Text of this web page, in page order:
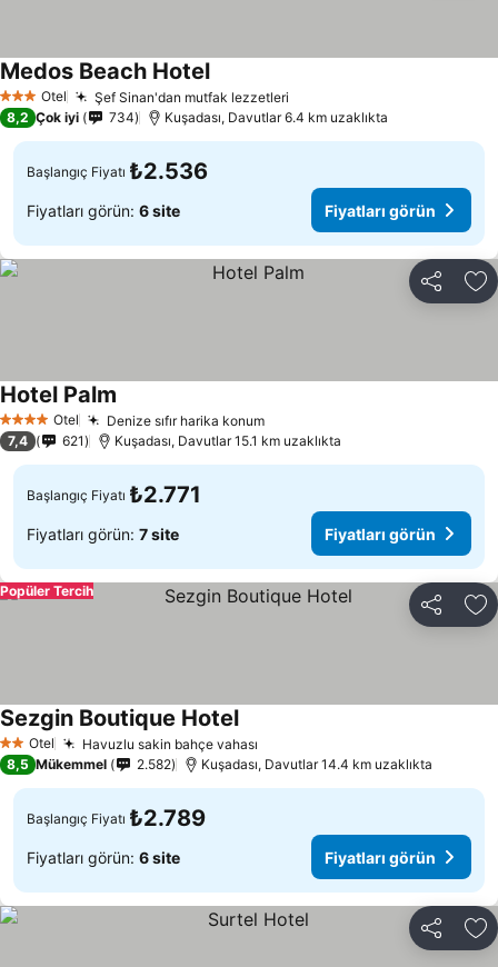
3 YıldızOtel Şef Sinan'dan mutfak lezzetleri
Medos Beach HotelFiyatları görün
8,2 Çok iyi 734 Kuşadası, Davutlar 6.4 km uzaklıkta
Başlangıç Fiyatı ₺2.536
Fiyatları görün: 6 site Fiyatları görün
Paylaş
4 Yıldız Otel Denize sıfır harika konumFiyatları görün
Hotel Palm
7,4 621 Kuşadası, Davutlar 15.1 km uzaklıkta
Başlangıç Fiyatı ₺2.771
Fiyatları görün: 7 site Fiyatları görün
Paylaş
Popüler Tercih
2 Yıldız
Otel Havuzlu sakin bahçe vahası
Sezgin Boutique HotelFiyatları görün
8,5 Mükemmel 2.582 Kuşadası, Davutlar 14.4 km uzaklıkta
Başlangıç Fiyatı ₺2.789
Fiyatları görün: 6 site Fiyatları görün
Paylaş